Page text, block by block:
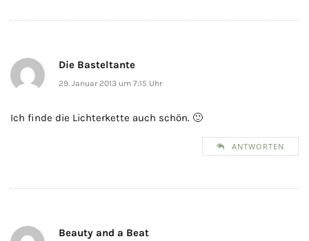
Die Basteltante
29. Januar 2013 um 7:15 Uhr
Ich finde die Lichterkette auch schön. 🙂
ANTWORTEN
Beauty and a Beat